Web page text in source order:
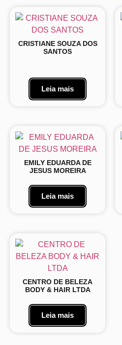
CRISTIANE SOUZA DOS
SANTOS
Leia mais
EMILY EDUARDA DE
JESUS MOREIRA
Leia mais
CENTRO DE BELEZA
BODY & HAIR LTDA
Leia mais